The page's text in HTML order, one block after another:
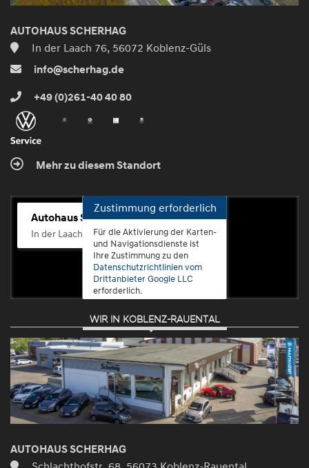
AUTOHAUS SCHERHAG
In der Laach 76, 56072 Koblenz-Güls
info@scherhag.de
+49 (0)261-40 40 80
Mehr zu diesem Standort
Autohaus Scherhag
In der Laach 76, 56072 Koblenz-Güls
Zustimmung erforderlich
Für die Aktivierung der Karten-
und Navigationsdienste ist
Ihre Zustimmung zu den
Datenschutzrichtlinien vom
Drittanbieter Google LLC
erforderlich.
Zustimmen
und
aktivieren
WIR IN KOBLENZ-RAUENTAL
AUTOHAUS SCHERHAG